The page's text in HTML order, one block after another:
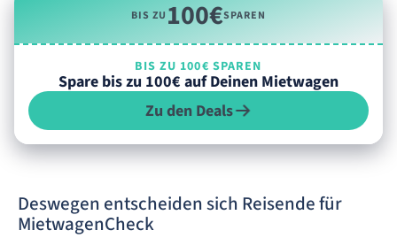
BIS ZU100€SPAREN
BIS ZU 100€ SPAREN
Spare bis zu 100€ auf Deinen Mietwagen
Zu den Deals
Deswegen entscheiden sich Reisende für
MietwagenCheck